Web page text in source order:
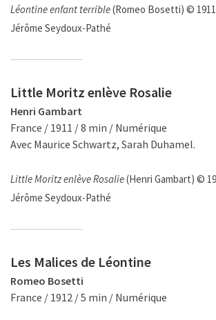
Léontine enfant terrible(Romeo Bosetti) ©
Jérôme Seydoux-Pathé
Little Moritz enlève Rosalie
Henri Gambart
France / 1911 / 8 min / Numérique
Avec Maurice Schwartz, Sarah Duhamel.
Little Moritz enlève Rosalie(Henri Gambart) ©
Jérôme Seydoux-Pathé
Les Malices de Léontine
Romeo Bosetti
France / 1912 / 5 min / Numérique